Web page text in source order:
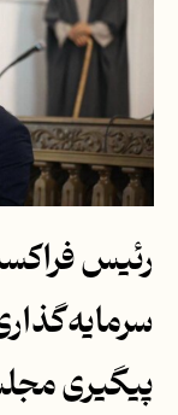
رئیس
پیگیری